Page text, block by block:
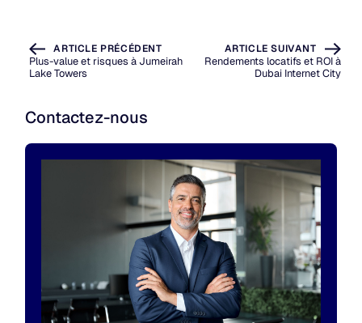
ARTICLE PRÉCÉDENT
Plus-value et risques à Jumeirah
Lake Towers
ARTICLE SUIVANT
Rendements locatifs et ROI à
Dubai Internet City
Contactez-nous